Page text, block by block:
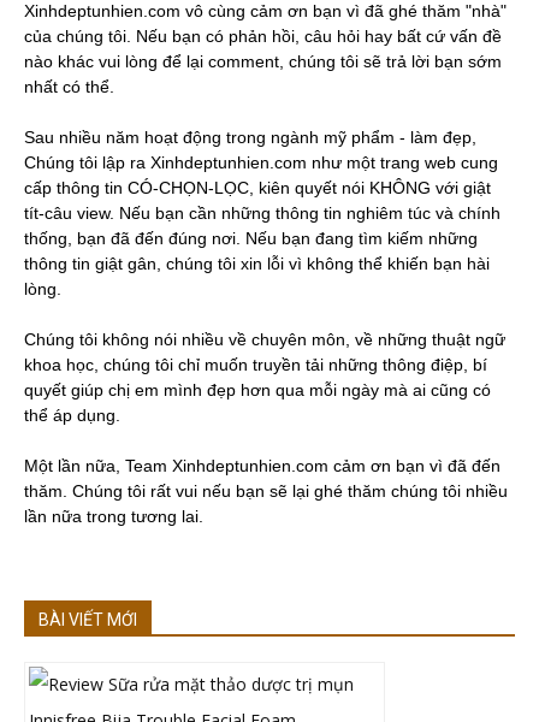
Xinhdeptunhien.com vô cùng cảm ơn bạn vì đã ghé thăm "nhà"
của chúng tôi. Nếu bạn có phản hồi, câu hỏi hay bất cứ vấn đề
nào khác vui lòng để lại comment, chúng tôi sẽ trả lời bạn sớm
nhất có thể.
Sau nhiều năm hoạt động trong ngành mỹ phẩm - làm đẹp,
Chúng tôi lập ra Xinhdeptunhien.com như một trang web cung
cấp thông tin CÓ-CHỌN-LỌC, kiên quyết nói KHÔNG với giật
tít-câu view. Nếu bạn cần những thông tin nghiêm túc và chính
thống, bạn đã đến đúng nơi. Nếu bạn đang tìm kiếm những
thông tin giật gân, chúng tôi xin lỗi vì không thể khiến bạn hài
lòng.
Chúng tôi không nói nhiều về chuyên môn, về những thuật ngữ
khoa học, chúng tôi chỉ muốn truyền tải những thông điệp, bí
quyết giúp chị em mình đẹp hơn qua mỗi ngày mà ai cũng có
thể áp dụng.
Một lần nữa, Team Xinhdeptunhien.com cảm ơn bạn vì đã đến
thăm. Chúng tôi rất vui nếu bạn sẽ lại ghé thăm chúng tôi nhiều
lần nữa trong tương lai.
BÀI VIẾT MỚI